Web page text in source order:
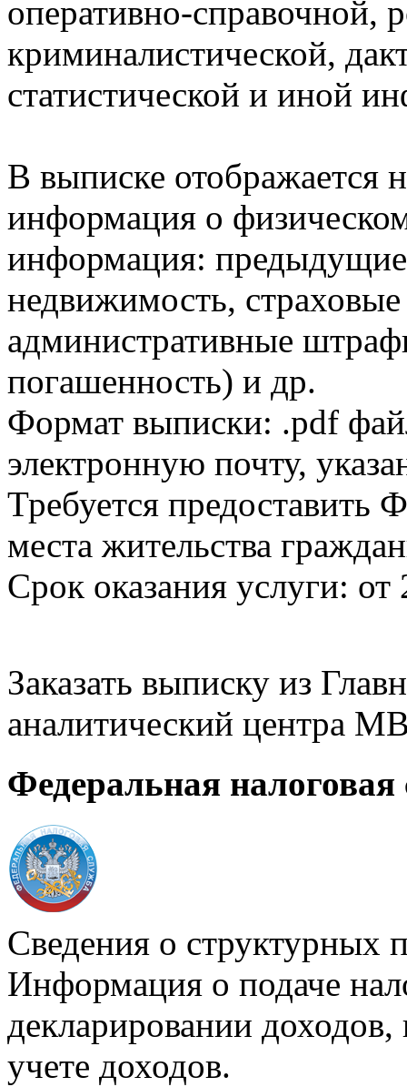
оперативно-справочной,
криминалистической,
статистической и иной
В выписке отображается
информация о
информация:
недвижимость,
административные
погашенность) и др.
Формат выписки: .pdf
электронную почту,
Требуется
места жительства
Срок оказания услуги: от
Заказать выписку из
аналитический центра
Федеральная налоговая
Сведения о структурных
Информация о подаче
декларировании доходов,
учете доходов.